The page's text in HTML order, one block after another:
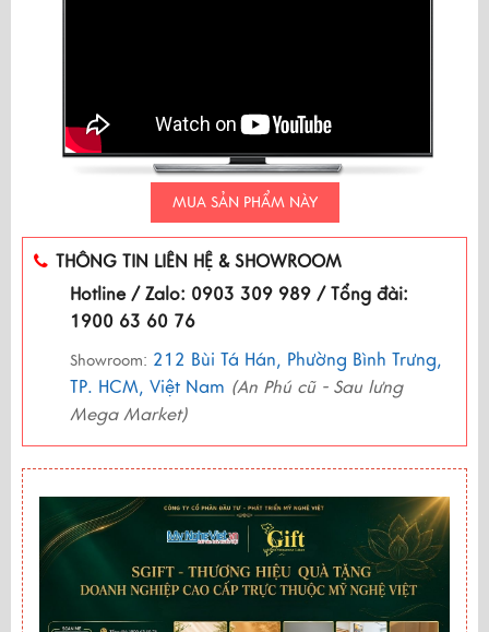
MUA SẢN PHẨM NÀY
THÔNG TIN LIÊN HỆ & SHOWROOM
Hotline / Zalo: 0903 309 989 / Tổng đài:
1900 63 60 76
Showroom: 212 Bùi Tá Hán, Phường Bình Trưng,
TP. HCM, Việt Nam (An Phú cũ - Sau lưng
Mega Market)